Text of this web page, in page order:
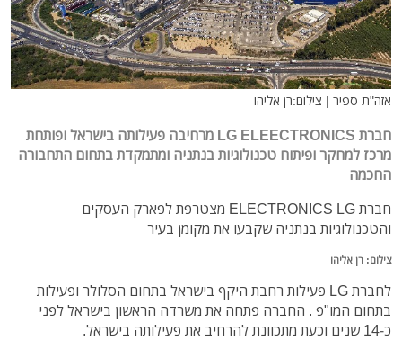
אזה"ת ספיר | צילום:רן אליהו
חברת LG ELEECTRONICS מרחיבה פעילותה בישראל ופותחת
מרכז למחקר ופיתוח טכנולוגיות בנתניה ומתמקדת בתחום התחבורה
החכמה
חברת ELECTRONICS LG מצטרפת לפארק העסקים
והטכנולוגיות בנתניה שקבעו את מקומן בעיר
צילום: רן אליהו
לחברת LG פעילות רחבת היקף בישראל בתחום הסלולר ופעילות
בתחום המו"פ . החברה פתחה את משרדה הראשון בישראל לפני
כ-14 שנים וכעת מתכוונת להרחיב את פעילותה בישראל.